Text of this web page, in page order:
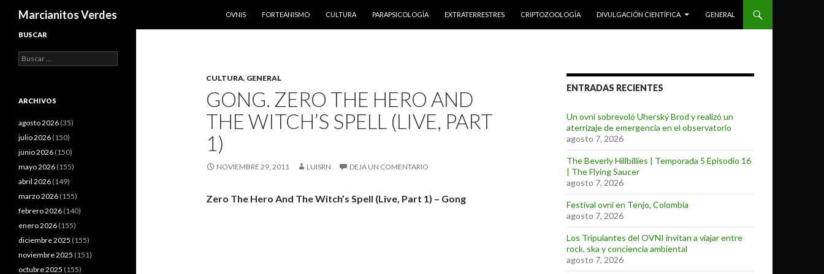
Marcianitos Verdes
OVNIS
FORTEANISMO CULTURA PARAPSICOLOGÍA EXTRATERRESTRES CRIPTOZOOLOGÍA DIVULGACIÓN CIENTÍFICA GENERAL
CULTURA, GENERAL
GONG. ZERO THE HERO AND
THE WITCH’S SPELL (LIVE, PART
1)
NOVIEMBRE 29, 2011 LUISRN DEJA UN COMENTARIO
Zero The Hero And The Witch’s Spell (Live, Part 1) – Gong
ENTRADAS RECIENTES
Un ovni sobrevoló Uherský Brod y realizó un
aterrizaje de emergencia en el observatorio
agosto 7, 2026
The Beverly Hillbillies | Temporada 5 Episodio 16
| The Flying Saucer
agosto 7, 2026
Festival ovni en Tenjo, Colombia
agosto 7, 2026
Los Tripulantes del OVNI invitan a viajar entre
rock, ska y conciencia ambiental
agosto 7, 2026
BUSCAR
Buscar:
ARCHIVOS
agosto 2026 (35)
julio 2026 (150)
junio 2026 (150)
mayo 2026 (155)
abril 2026 (149)
marzo 2026 (155)
febrero 2026 (140)
enero 2026 (155)
diciembre 2025 (155)
noviembre 2025 (151)
octubre 2025 (155)